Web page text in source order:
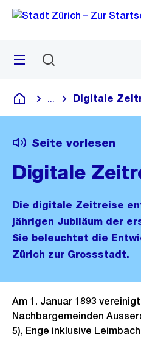
Navigation
Sprunglink
Menü
Deutsch
Blende alle
Digitale
Seite vorlesen
Digitale
Die digitale Zeitreise
jährigen Jubiläum der
Sie beleuchtet die
Zürich zur Grossstadt.
Am 1. Januar 1893
Nachbargemeinden
5), Enge inklusive